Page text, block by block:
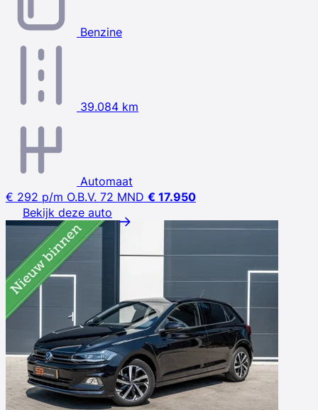
Benzine
39.084 km
Automaat
€ 292 p/m O.B.V. 72 MND € 17.950
Bekijk deze auto